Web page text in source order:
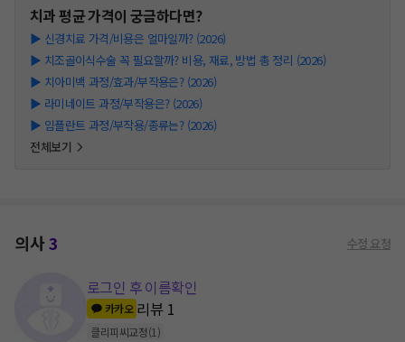
치과평균 가격이 궁금하다면?
▶ 신경치료 가격/비용은 얼마일까? (2026)
▶ 치조골이식수술 꼭 필요할까? 비용, 재료, 방법 총 정리 (2026)
▶ 치아미백 과정/효과/부작용은? (2026)
▶ 라미네이트 과정/부작용은? (2026)
▶ 임플란트 과정/부작용/종류는? (2026)
전체보기
의사3 수정 요청
로그인 후 이름확인
카카오 리뷰 1
클리피씨교정(1 )